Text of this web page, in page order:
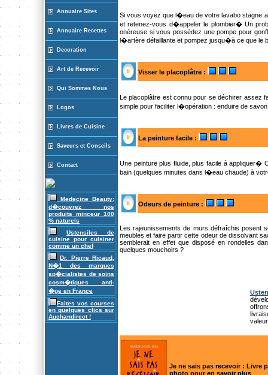
Annuaire Sites
Annuaire Recettes
Decoration
Art de Recevoir
Qui Sommes Nous
Logos
Livres de Cuisine
Saveurs et Conseils
Contact
Medecine Beauty:
d�couvrez nos
produits minceur 100
% naturels
Ustensiles de
cuisine pour cuisiner
comme un chef
Dr. Pierre Ricaud,
N�1 des marques
sp�cialistes de soins
cosm�tiques anti-
�ge en France
Faites vos courses
en quelques clics sur
Auchandirect !
Si vous voyez que l�eau de votre lavabo stagne
et retenez-vous d�appeler le plombier� Un
onéreuse si vous possédez une pompe pour
l�artère défaillante et pompez jusqu�à ce que le
Visser le placoplâtre :
Le placoplâtre est connu pour se déchirer assez
simple pour faciliter l�opération : enduire de
La peinture facile :
Une peinture plus fluide, plus facile à appliquer�
bain (quelques minutes dans l�eau chaude) à
Odeurs de peinture :
Les rajeunissements de murs défraîchis posent
meubles et faire partir cette odeur de dissolvant
semblerait en effet que disposé en rondelles
quelques mouchoirs ?
Je ne sais pas recevoir : Livre
photo pour en savoir plus